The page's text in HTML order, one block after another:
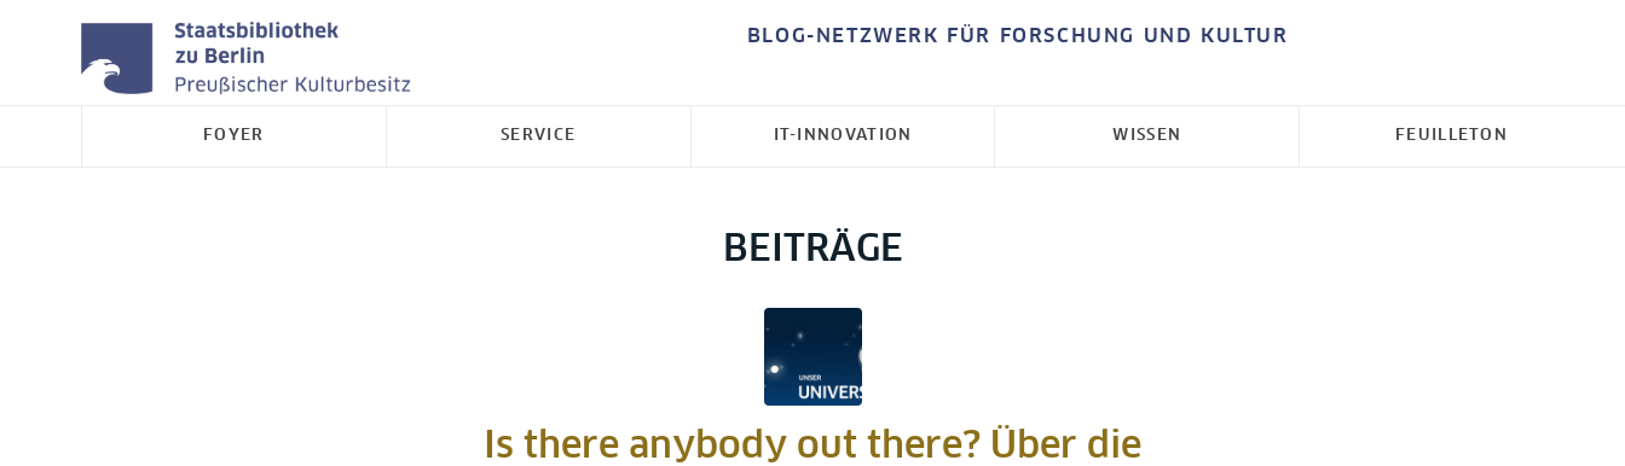
BLOG-NETZWERK FÜR FORSCHUNG UND KULTUR
FOYER SERVICE IT-INNOVATION WISSEN FEUILLETON
BEITRÄGE
Is there anybody out there? Über die